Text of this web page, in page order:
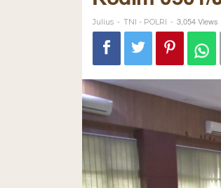
Julius - TNI - POLRI - 3,054 Views